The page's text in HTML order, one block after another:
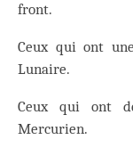
front.
Ceux qui ont
Lunaire.
Ceux qui ont
Mercurien.